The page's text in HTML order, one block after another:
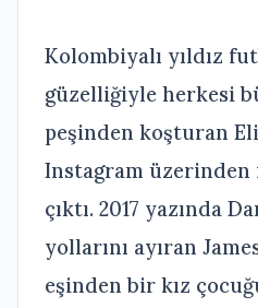
Kolombiyalı yıldız
güzelliğiyle herkesi
peşinden koşturan
Instagram üzerinden
çıktı. 2017 yazında
yollarını ayıran
eşinden bir kız